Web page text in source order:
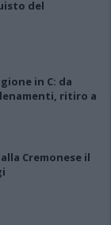
del
in C: da
ritiro a
Cremonese il